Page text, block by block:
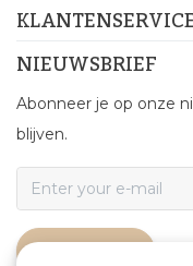
NIEUWSBRIEF
Abonneer je op onze
blijven.